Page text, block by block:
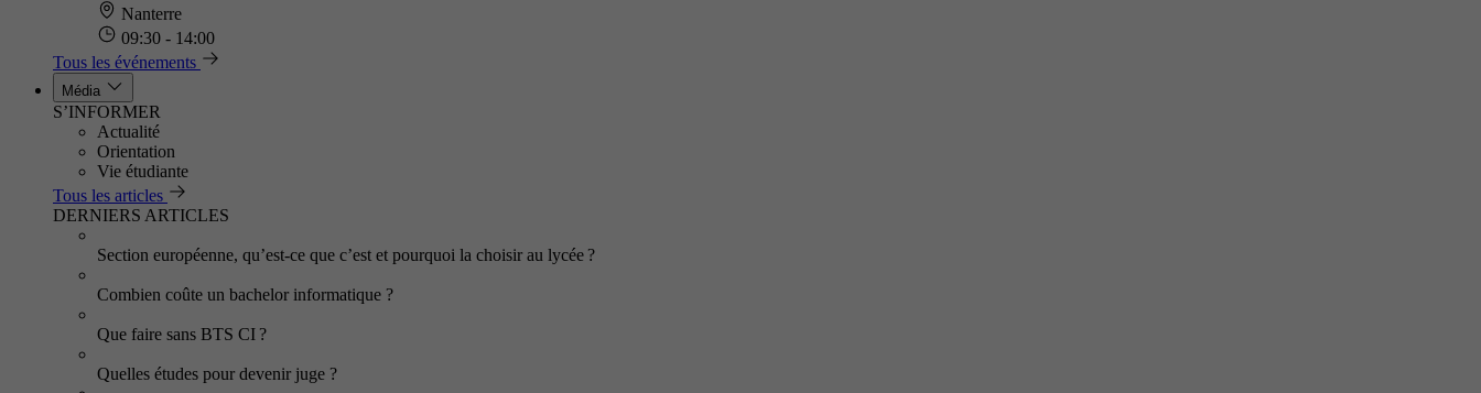
Nanterre
09:30 - 14:00
Tous les événements
Média
S’INFORMER
Actualité
Orientation
Vie étudiante
Tous les articles
DERNIERS ARTICLES
Section européenne, qu’est-ce que c’est et pourquoi la choisir au lycée ?
Combien coûte un bachelor informatique ?
Que faire sans BTS CI ?
Quelles études pour devenir juge ?